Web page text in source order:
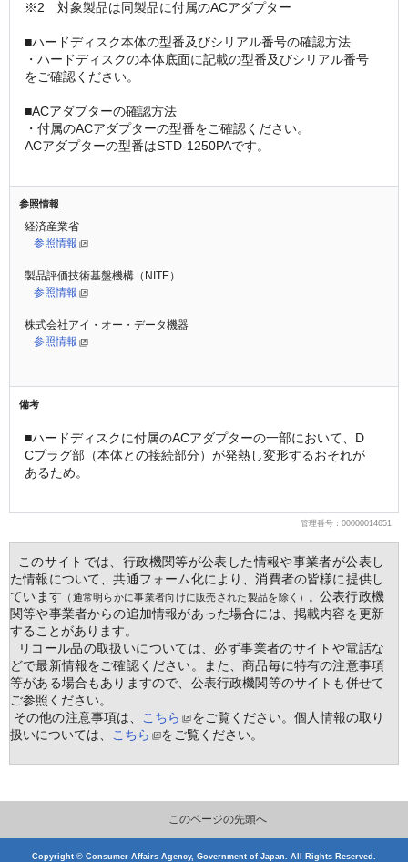
※2　対象製品は同製品に付属のACアダプター
■ハードディスク本体の型番及びシリアル番号の確認方法
・ハードディスクの本体底面に記載の型番及びシリアル番号
をご確認ください。
■ACアダプターの確認方法
・付属のACアダプターの型番をご確認ください。
ACアダプターの型番はSTD-1250PAです。
参照情報
経済産業省
参照情報
製品評価技術基盤機構（NITE）
参照情報
株式会社アイ・オー・データ機器
参照情報
備考
■ハードディスクに付属のACアダプターの一部において、D
Cプラグ部（本体との接続部分）が発熱し変形するおそれが
あるため。
管理番号：00000014651
このサイトでは、行政機関等が公表した情報や事業者が公表し
た情報について、共通フォーム化により、消費者の皆様に提供し
ています
（通常明らかに事業者向けに販売された製品を除く）。 公表行政機
関等や事業者からの追加情報があった場合には、掲載内容を更新
することがあります。
リコール品の取扱いについては、必ず事業者のサイトや電話な
どで最新情報をご確認ください。また、商品毎に特有の注意事項
等がある場合もありますので、公表行政機関等のサイトも併せて
ご参照ください。
その他の注意事項は、
こちら
をご覧ください。個人情報の取り
扱いについては、
こちら をご覧ください。
このページの先頭へ
Copyright © Consumer Affairs Agency, Government of Japan. All Rights Reserved.